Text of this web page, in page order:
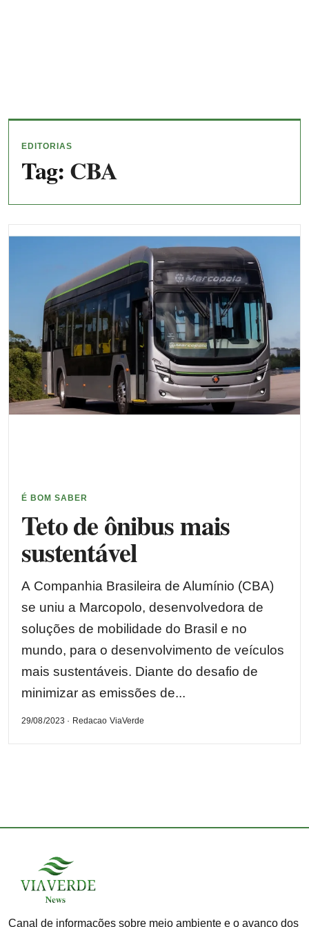
EDITORIAS
Tag: CBA
É BOM SABER
Teto de ônibus mais
sustentável
A Companhia Brasileira de Alumínio (CBA)
se uniu a Marcopolo, desenvolvedora de
soluções de mobilidade do Brasil e no
mundo, para o desenvolvimento de veículos
mais sustentáveis. Diante do desafio de
minimizar as emissões de...
29/08/2023 · Redacao ViaVerde
Canal de informações sobre meio ambiente e o avanço dos